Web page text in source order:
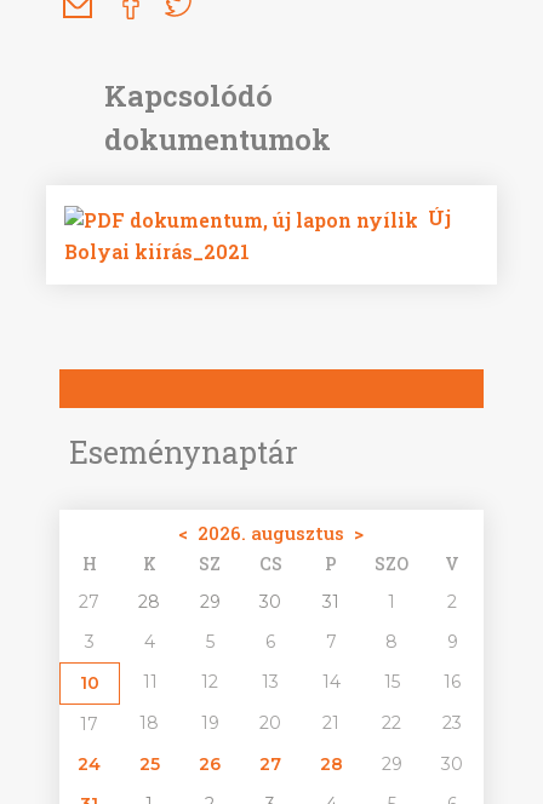
Eseménynaptár
< 2026. augusztus >
H K SZ CS P SZO V
27 28 29 30 31 1
2
3
4 5 6 7 8
9
10
11 12 13 14 15
16
17
18 19 20 21 22
23
24
25 26 27 28 29
30
Új
Bolyai kiírás_2021